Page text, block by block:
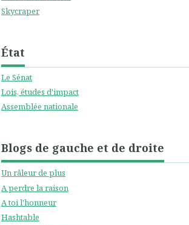
Skycraper
État
Le Sénat
Lois, études d'impact
Assemblée nationale
Blogs de gauche et de droite
Un râleur de plus
A perdre la raison
A toi l'honneur
Hashtable